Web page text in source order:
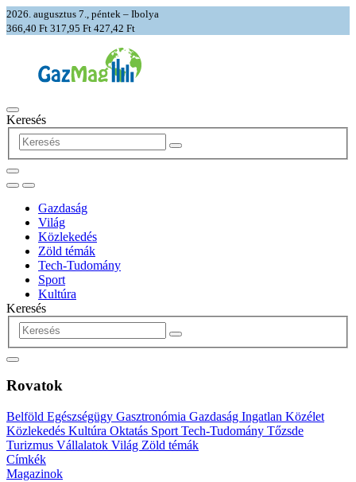
2026. augusztus 7., péntek – Ibolya
366,40 Ft 317,95 Ft 427,42 Ft
Keresés
Gazdaság
Világ
Közlekedés
Zöld témák
Tech-Tudomány
Sport
Kultúra
Keresés
Rovatok
Belföld Egészségügy Gasztronómia Gazdaság Ingatlan Közélet
Közlekedés Kultúra Oktatás Sport Tech-Tudomány Tőzsde
Turizmus Vállalatok Világ Zöld témák
Címkék
Magazinok